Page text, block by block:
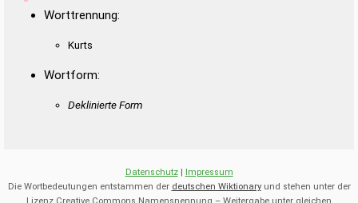
Worttrennung:
Kurts
Wortform:
Deklinierte Form
Datenschutz| Impressum
Die Wortbedeutungen entstammen der deutschen Wiktionaryund stehen unter der
Lizenz Creative Commons Namensnennung – Weitergabe unter gleichen